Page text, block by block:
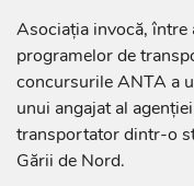
Asociația invocă,
programelor de
concursurile ANTA a
unui angajat al
transportator dintr-o
Gării de Nord.